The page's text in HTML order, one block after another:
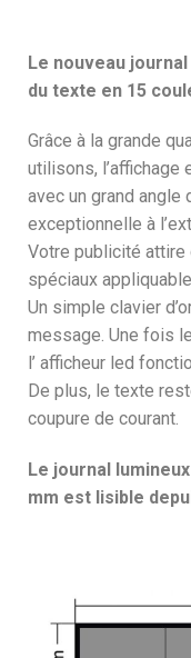
Le nouveau
du texte en 15
Grâce à la grande
utilisons, l’affichage
avec un grand angle
exceptionnelle à
Votre publicité attire
spéciaux
Un simple clavier
message. Une fois
l’ afficheur led
De plus, le texte
coupure de courant.
Le journal
mm est lisible